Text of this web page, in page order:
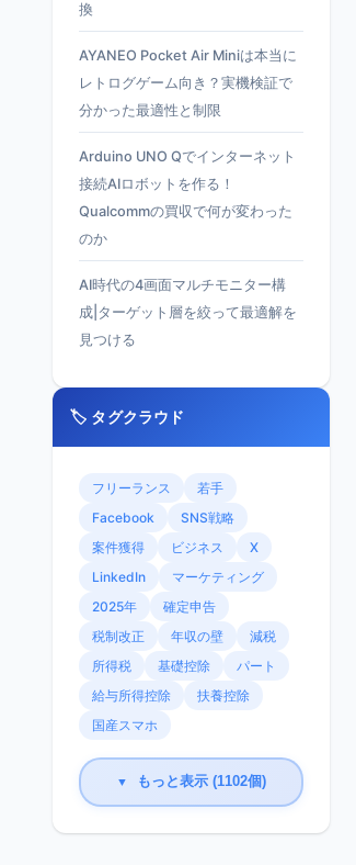
換
AYANEO Pocket Air Miniは本当に
レトログゲーム向き？実機検証で
分かった最適性と制限
Arduino UNO Qでインターネット
接続AIロボットを作る！
Qualcommの買収で何が変わった
のか
AI時代の4画面マルチモニター構
成|ターゲット層を絞って最適解を
見つける
🏷️ タグクラウド
フリーランス
若手
Facebook
SNS戦略
案件獲得
ビジネス
X
LinkedIn
マーケティング
2025年
確定申告
税制改正
年収の壁
減税
所得税
基礎控除
パート
給与所得控除
扶養控除
国産スマホ
▼ もっと表示 (1102個)